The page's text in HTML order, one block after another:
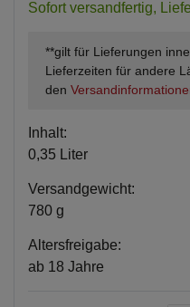
Sofort versandfertig,
**gilt für Lieferungen
Lieferzeiten für andere
den
Inhalt:
0,35 Liter
Versandgewicht:
780 g
Altersfreigabe:
ab 18 Jahre